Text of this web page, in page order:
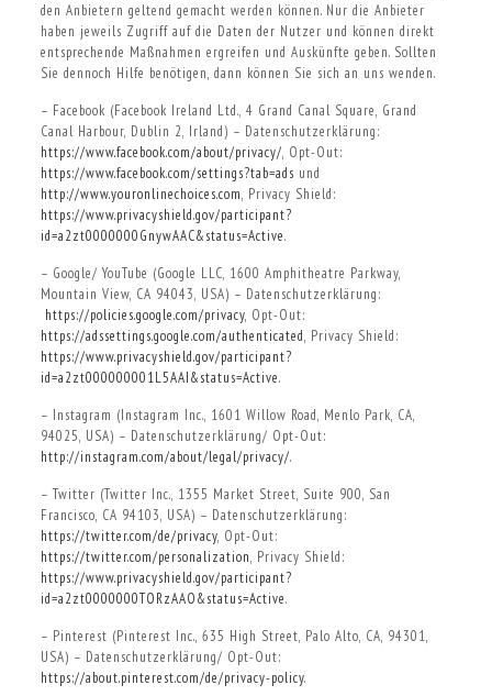
den Anbietern geltend gemacht werden können. Nur die Anbieter
haben jeweils Zugriff auf die Daten der Nutzer und können direkt
entsprechende Maßnahmen ergreifen und Auskünfte geben. Sollten
Sie dennoch Hilfe benötigen, dann können Sie sich an uns wenden.
– Facebook (Facebook Ireland Ltd., 4 Grand Canal Square, Grand
Canal Harbour, Dublin 2, Irland) – Datenschutzerklärung:
https://www.facebook.com/about/privacy/, Opt-Out:
https://www.facebook.com/settings?tab=ads und
http://www.youronlinechoices.com, Privacy Shield:
https://www.privacyshield.gov/participant?
id=a2zt0000000GnywAAC&status=Active.
– Google/ YouTube (Google LLC, 1600 Amphitheatre Parkway,
Mountain View, CA 94043, USA) – Datenschutzerklärung:
https://policies.google.com/privacy, Opt-Out:
https://adssettings.google.com/authenticated, Privacy Shield:
https://www.privacyshield.gov/participant?
id=a2zt000000001L5AAI&status=Active.
– Instagram (Instagram Inc., 1601 Willow Road, Menlo Park, CA,
94025, USA) – Datenschutzerklärung/ Opt-Out:
http://instagram.com/about/legal/privacy/.
– Twitter (Twitter Inc., 1355 Market Street, Suite 900, San
Francisco, CA 94103, USA) – Datenschutzerklärung:
https://twitter.com/de/privacy, Opt-Out:
https://twitter.com/personalization, Privacy Shield:
https://www.privacyshield.gov/participant?
id=a2zt0000000TORzAAO&status=Active.
– Pinterest (Pinterest Inc., 635 High Street, Palo Alto, CA, 94301,
USA) – Datenschutzerklärung/ Opt-Out:
https://about.pinterest.com/de/privacy-policy.